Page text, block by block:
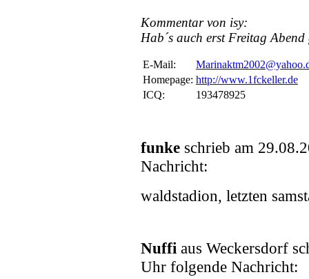
Kommentar von isy:
Hab´s auch erst Freitag
E-Mail:
Homepage: http://www.1fckeller.de
ICQ:
193478925
funke schrieb am
Nachricht:
waldstadion, letzten
Nuffi aus Weckersdorf
Uhr folgende Nachricht: